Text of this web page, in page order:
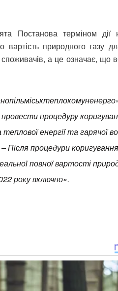
Постанова терміном дії
природного газу
споживачів, а це означає, що
процедуру
енергії та гарячої
Після процедури
повної вартості
року включно».